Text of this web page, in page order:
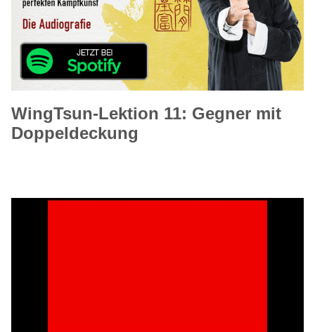
WingTsun-Lektion 11: Gegner mit
Doppeldeckung